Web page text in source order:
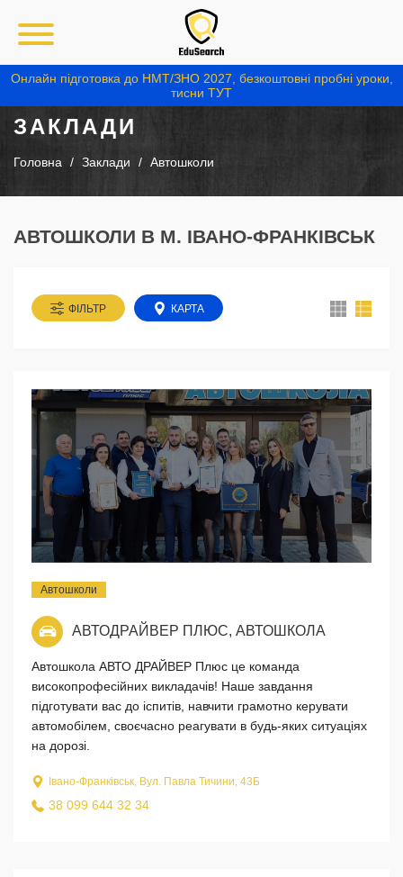
Онлайн підготовка до НМТ/ЗНО 2027, безкоштовні пробні уроки,
тисни ТУТ
ЗАКЛАДИ
Головна Заклади Автошколи
АВТОШКОЛИ В М. ІВАНО-ФРАНКІВСЬК
ФІЛЬТР КАРТА
Автошколи
АВТОДРАЙВЕР ПЛЮС, АВТОШКОЛА
Автошкола АВТО ДРАЙВЕР Плюс це команда
високопрофесійних викладачів! Наше завдання
підготувати вас до іспитів, навчити грамотно керувати
автомобілем, своєчасно реагувати в будь-яких ситуаціях
на дорозі.
Івано-Франківськ, Вул. Павла Тичини, 43Б
38 099 644 32 34